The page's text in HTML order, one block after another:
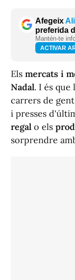
Afegeix
preferida
Mantén-te
ACTIVAR
Els mercats i
Nadal. I és que
carrers de
i presses
regal o els
sorprendre